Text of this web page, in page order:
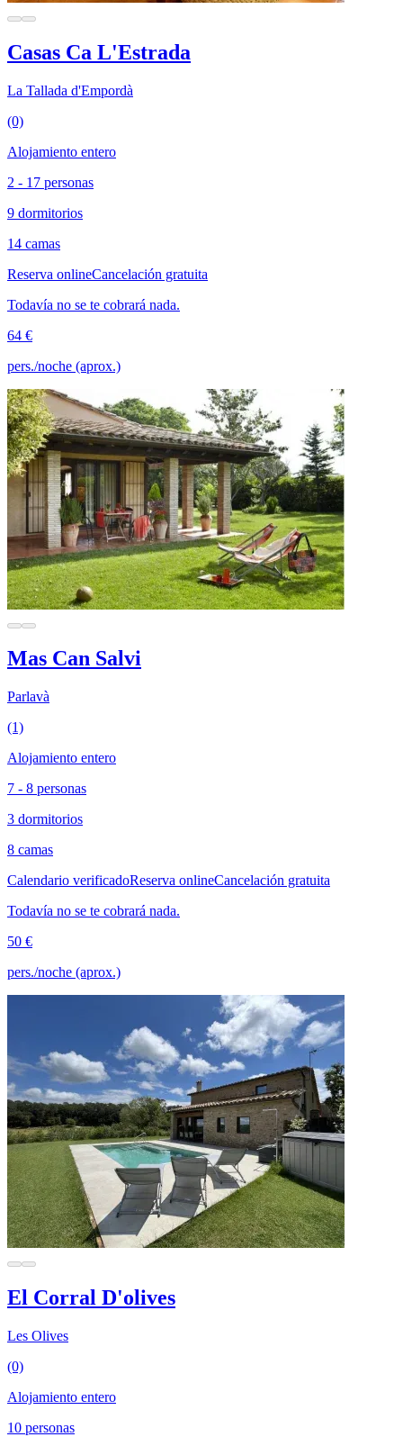
Casas Ca L'Estrada
La Tallada d'Empordà
(0)
Alojamiento entero
2 - 17 personas
9 dormitorios
14 camas
Reserva onlineCancelación gratuita
Todavía no se te cobrará nada.
64 €
pers./noche (aprox.)
Mas Can Salvi
Parlavà
(1)
Alojamiento entero
7 - 8 personas
3 dormitorios
8 camas
Calendario verificadoReserva onlineCancelación gratuita
Todavía no se te cobrará nada.
50 €
pers./noche (aprox.)
El Corral D'olives
Les Olives
(0)
Alojamiento entero
10 personas